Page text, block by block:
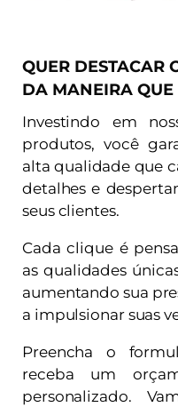
QUER DESTACAR
DA MANEIRA QUE
Investindo em
produtos, você
alta qualidade que
detalhes e
seus clientes.
Cada clique é
as qualidades
aumentando sua
a impulsionar suas
Preencha o
receba um
personalizado.